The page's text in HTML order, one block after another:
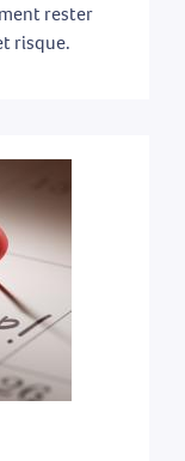
rester
risque.